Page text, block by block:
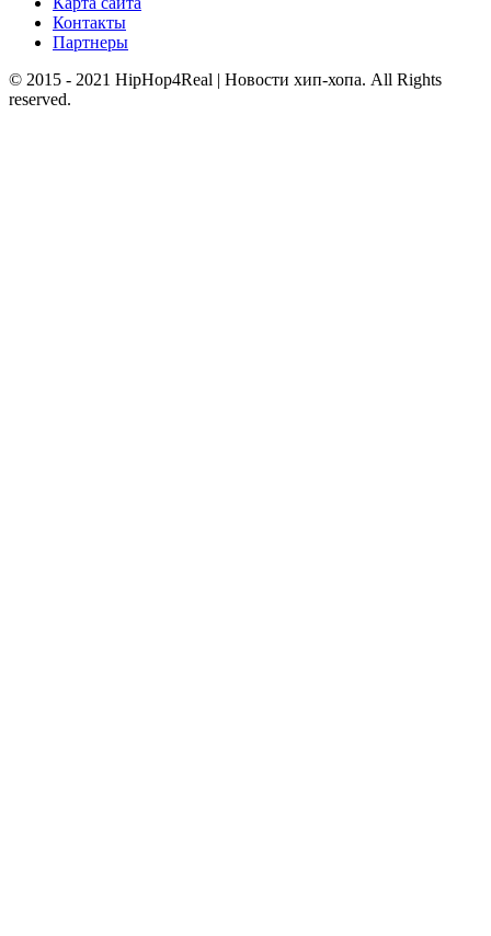
Контакты
Партнеры
© 2015 - 2021 HipHop4Real | Новости хип-хопа. All Rights
reserved.